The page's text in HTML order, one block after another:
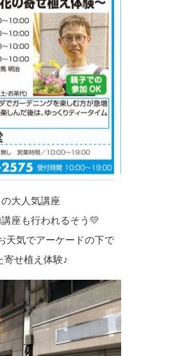
大人気講座
座も行われるそう💛
天気でアーケードの下で
寄せ植え体験♪